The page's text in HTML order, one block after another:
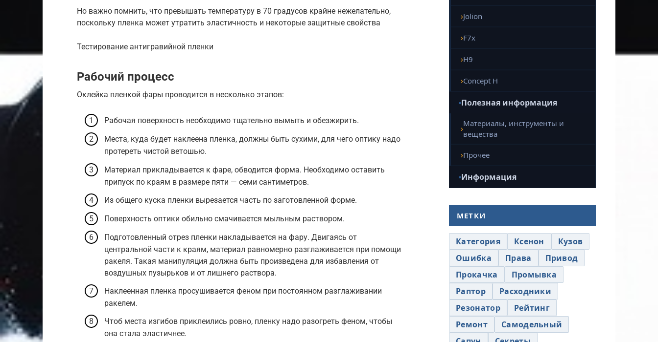
Но важно помнить, что превышать температуру в 70 градусов крайне нежелательно,
поскольку пленка может утратить эластичность и некоторые защитные свойства
Тестирование антигравийной пленки
Рабочий процесс
Оклейка пленкой фары проводится в несколько этапов:
Рабочая поверхность необходимо тщательно вымыть и обезжирить.
Места, куда будет наклеена пленка, должны быть сухими, для чего оптику надо
протереть чистой ветошью.
Материал прикладывается к фаре, обводится форма. Необходимо оставить
припуск по краям в размере пяти — семи сантиметров.
Из общего куска пленки вырезается часть по заготовленной форме.
Поверхность оптики обильно смачивается мыльным раствором.
Подготовленный отрез пленки накладывается на фару. Двигаясь от
центральной части к краям, материал равномерно разглаживается при помощи
ракеля. Такая манипуляция должна быть произведена для избавления от
воздушных пузырьков и от лишнего раствора.
Наклеенная пленка просушивается феном при постоянном разглаживании
ракелем.
Чтоб места изгибов приклеились ровно, пленку надо разогреть феном, чтобы
она стала эластичнее.
Jolion
F7x
H9
Concept H
Полезная информация
Материалы, инструменты и
вещества
Прочее
Информация
МЕТКИ
Категория Ксенон
Кузов
Ошибка
Права
Привод
Прокачка
Промывка
Раптор
Расходники
Резонатор
Рейтинг
Ремонт
Самодельный